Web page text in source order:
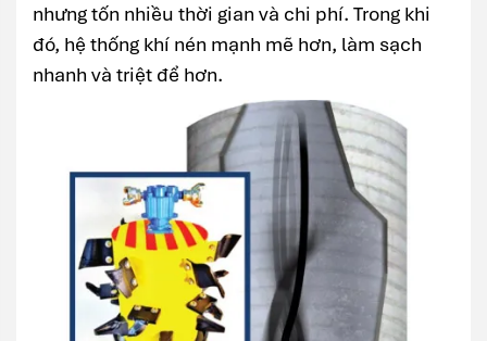
nhưng tốn nhiều thời gian và chi phí. Trong khi
đó, hệ thống khí nén mạnh mẽ hơn, làm sạch
nhanh và triệt để hơn.